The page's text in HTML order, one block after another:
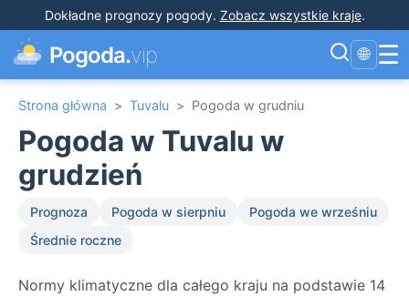
Dokładne prognozy pogody. Zobacz wszystkie kraje.
Pogoda.vip 🌐 ☰
Strona główna > Tuvalu > Pogoda w grudniu
Pogoda w Tuvalu w
grudzień
Prognoza Pogoda w sierpniu
Pogoda we wrześniu
Średnie roczne
Normy klimatyczne dla całego kraju na podstawie 14